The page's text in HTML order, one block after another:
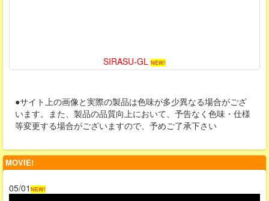
SIRASU-GL NEW!
●サイト上の画像と実際の製品は色味が多少異なる場合がござ
います。また、製品の品質向上において、予告なく色味・仕様
等変更する場合がございますので、予めご了承下さい
MOVIE!
05/01 NEW!